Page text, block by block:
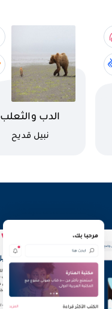
اسم الكتاب
الدب والثعلب
كاتب
نبيل قديح